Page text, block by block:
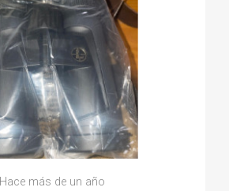
Hace más de un año